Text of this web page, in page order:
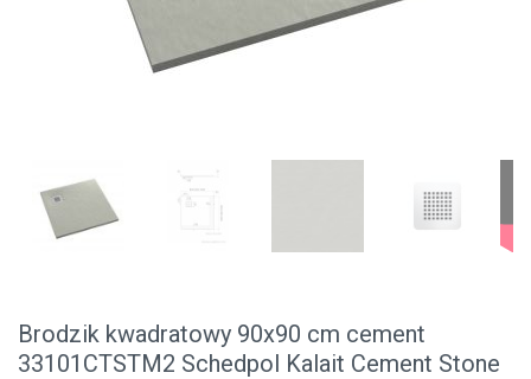
Brodzik kwadratowy 90x90 cm cement
33101CTSTM2 Schedpol Kalait Cement Stone